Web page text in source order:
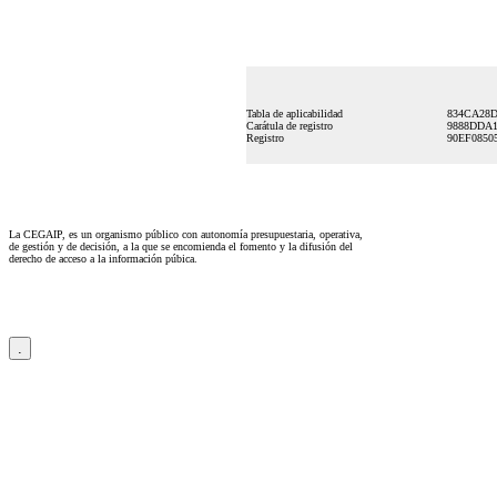
Tabla de aplicabilidad
Carátula de registro
Registro
La CEGAIP, es un organismo público con autonomía presupuestaria, operativa,
de gestión y de decisión, a la que se encomienda el fomento y la difusión del
derecho de acceso a la información púbica.